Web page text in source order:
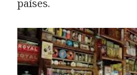
países.